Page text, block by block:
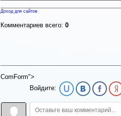
Доход для сайтов
Комментариев всего: 0
ComForm">
Войдите: